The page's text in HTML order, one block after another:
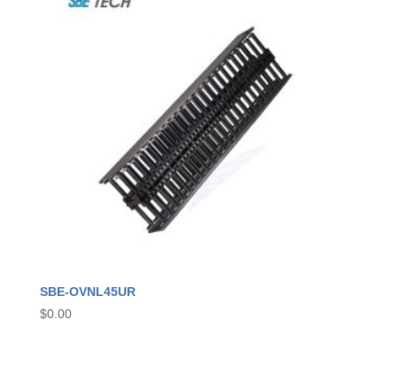
SBE-OVNL45UR
$0.00